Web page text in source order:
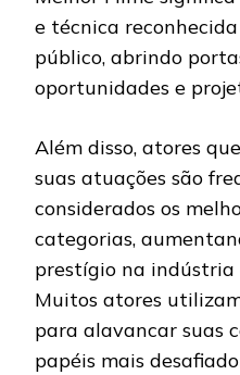
e técnica
público, abrindo
oportunidades e
Além disso, atores
suas atuações são
considerados os
categorias,
prestígio na
Muitos atores
para alavancar suas
papéis mais